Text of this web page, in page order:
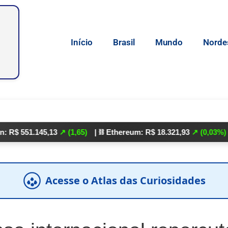
Início Brasil Mundo
↗ (1,65) | ⛓️ Ethereum: R$ 18.321,93↗ (0,03%) | 🌕
Acesse o Atlas das Curiosidades